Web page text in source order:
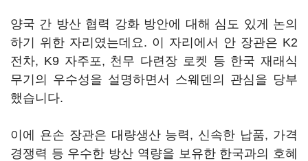
양국 간 방산 협력 강화 방안에 대해 심도 있게 논의
하기 위한 자리였는데요. 이 자리에서 안 장관은 K2
전차, K9 자주포, 천무 다련장 로켓 등 한국 재래식
무기의 우수성을 설명하면서 스웨덴의 관심을 당부
했습니다.
이에 욘손 장관은 대량생산 능력, 신속한 납품, 가격
경쟁력 등 우수한 방산 역량을 보유한 한국과의 호혜